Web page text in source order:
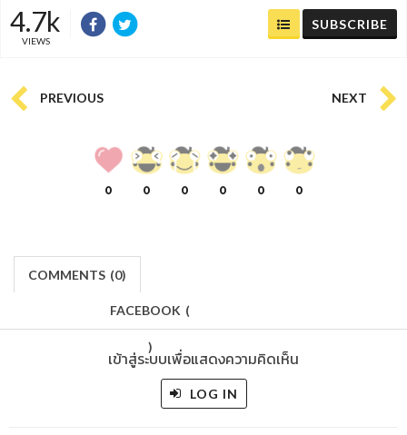
4.7k
VIEWS
SUBSCRIBE
PREVIOUS NEXT
0 0 0 0 0 0
COMMENTS (0)
FACEBOOK (
)
เข้าสู่ระบบเพื่อแสดงความคิดเห็น
LOG IN